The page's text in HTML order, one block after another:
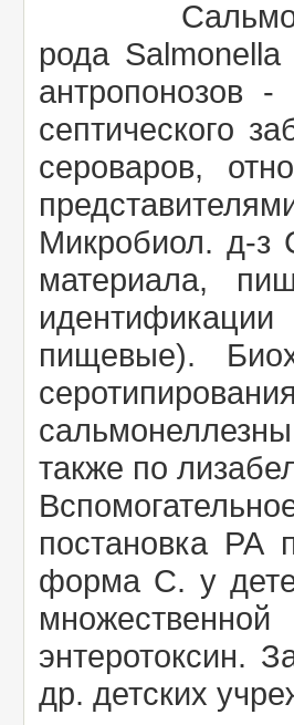
рода
антропонозов
септического
сероваров,
Микробиол. д-з
материала,
пищевые).
также по
постановка РА
форма С. у
энтеротоксин.
др. детских